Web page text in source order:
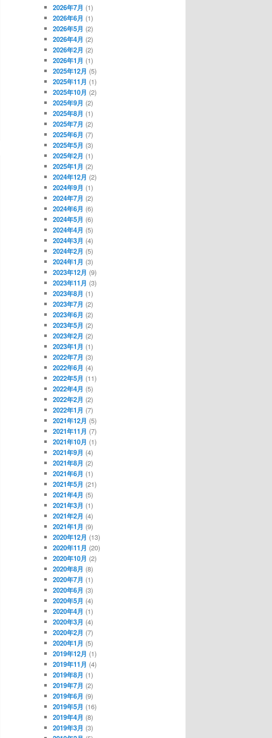
2026年7月 (1)
2026年6月 (1)
2026年5月 (2)
2026年4月 (2)
2026年2月 (2)
2026年1月 (1)
2025年12月 (5)
2025年11月 (1)
2025年10月 (2)
2025年9月 (2)
2025年8月 (1)
2025年7月 (2)
2025年6月 (7)
2025年5月 (3)
2025年2月 (1)
2025年1月 (2)
2024年12月 (2)
2024年9月 (1)
2024年7月 (2)
2024年6月 (6)
2024年5月 (6)
2024年4月 (5)
2024年3月 (4)
2024年2月 (5)
2024年1月 (3)
2023年12月 (9)
2023年11月 (3)
2023年8月 (1)
2023年7月 (2)
2023年6月 (2)
2023年5月 (2)
2023年2月 (2)
2023年1月 (1)
2022年7月 (3)
2022年6月 (4)
2022年5月 (11)
2022年4月 (5)
2022年2月 (2)
2022年1月 (7)
2021年12月 (5)
2021年11月 (7)
2021年10月 (1)
2021年9月 (4)
2021年8月 (2)
2021年6月 (1)
2021年5月 (21)
2021年4月 (5)
2021年3月 (1)
2021年2月 (4)
2021年1月 (9)
2020年12月 (13)
2020年11月 (20)
2020年10月 (2)
2020年8月 (8)
2020年7月 (1)
2020年6月 (3)
2020年5月 (4)
2020年4月 (1)
2020年3月 (4)
2020年2月 (7)
2020年1月 (5)
2019年12月 (1)
2019年11月 (4)
2019年8月 (1)
2019年7月 (2)
2019年6月 (9)
2019年5月 (16)
2019年4月 (8)
2019年3月 (3)